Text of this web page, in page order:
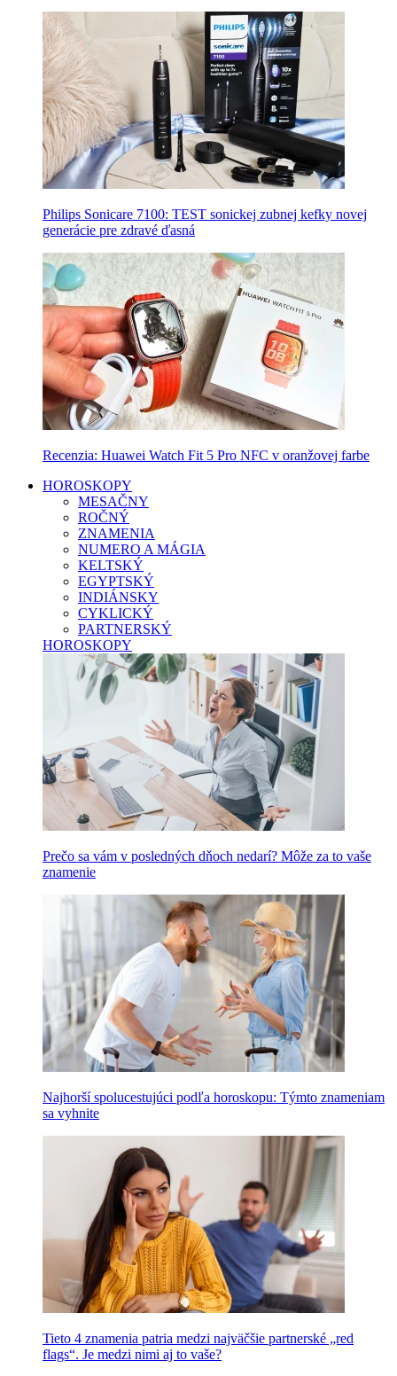
Philips Sonicare 7100: TEST sonickej zubnej kefky novej
generácie pre zdravé ďasná
Recenzia: Huawei Watch Fit 5 Pro NFC v oranžovej farbe
HOROSKOPY
MESAČNY
ROČNÝ
ZNAMENIA
NUMERO A MÁGIA
KELTSKÝ
EGYPTSKÝ
INDIÁNSKY
CYKLICKÝ
PARTNERSKÝ
HOROSKOPY
Prečo sa vám v posledných dňoch nedarí? Môže za to vaše
znamenie
Najhorší spolucestujúci podľa horoskopu: Týmto znameniam
sa vyhnite
Tieto 4 znamenia patria medzi najväčšie partnerské „red
flags“. Je medzi nimi aj to vaše?